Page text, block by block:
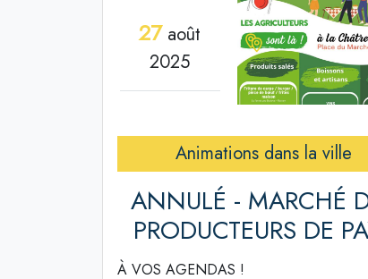
27août
2025
Animations dans la ville
ANNULÉ - MARCHÉ
PRODUCTEURS DE
À VOS AGENDAS !